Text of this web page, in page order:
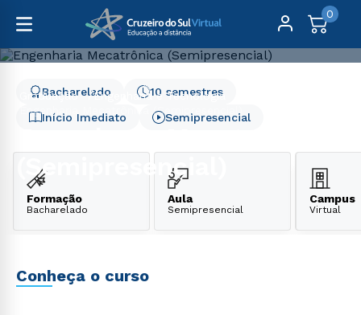
0
Graduação
Engenharia e Tecnologia
Engenharia Mecatrônica (Semipresencial)
(Semipresencial)
Início Imediato
10 semestres
Bacharelado
Semipresencial
Formação
Bacharelado
Aula
Semipresencial
Campus
Virtual
Conheça o curso